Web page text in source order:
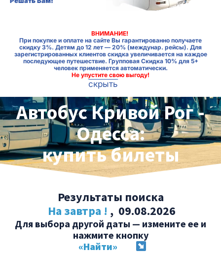
ВНИМАНИЕ!
При покупке и оплате на сайте Вы гарантированно получаете
скидку 3%. Детям до 12 лет — 20% (междунар. рейсы). Для
зарегистрированных клиентов скидка увеличивается на каждое
последующее путешествие. Групповая Скидка 10% для 5+
человек применяется автоматически.
Не упустите свою выгоду!
скрыть
Автобус Кривой Рог -
Одесса:
купить билеты
Результаты поиска
На завтра ! , 09.08.2026
Для выбора другой даты — измените ее и
нажмите кнопку
«Найти»